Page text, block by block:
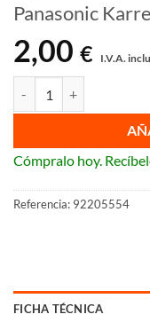
Panasonic
2,00 € I.V.A.
Cómpralo hoy.
Referencia: 92205554
FICHA TÉCNICA